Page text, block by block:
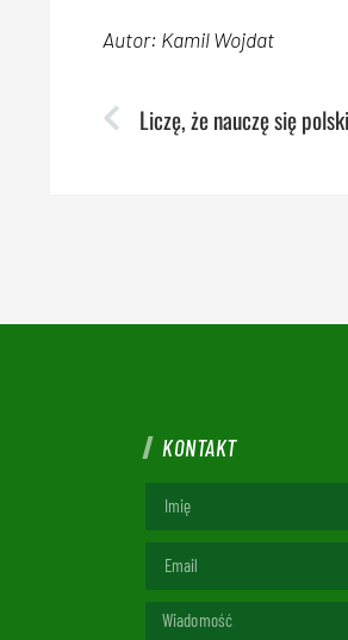
Autor: Kamil Wojdat
KONTAKT